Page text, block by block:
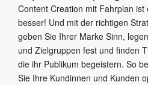
Content Creation mit Fahrplan ist
besser! Und mit der richtigen
geben Sie Ihrer Marke Sinn,
und Zielgruppen fest und finden
die ihr Publikum begeistern. So
Sie Ihre Kundinnen und Kunden